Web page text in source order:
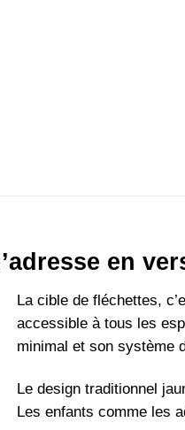
en
La cible de fléchettes,
accessible à tous les
minimal et son système
Le design traditionnel
Les enfants comme les